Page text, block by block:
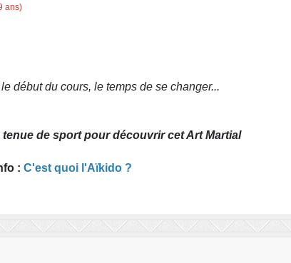
ans)
début du cours,le temps de se changer...
de sport pour découvrir cet Art Martial
: C'est quoi l'Aïkido ?